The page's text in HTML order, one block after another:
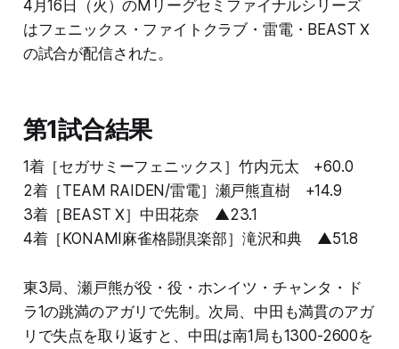
4月16日（火）のMリーグセミファイナルシリーズ
はフェニックス・ファイトクラブ・雷電・BEAST Ⅹ
の試合が配信された。
第1試合結果
1着［セガサミーフェニックス］竹内元太 +60.0
2着［TEAM RAIDEN/雷電］瀬戸熊直樹 +14.9
3着［BEAST Ⅹ］中田花奈 ▲23.1
4着［KONAMI麻雀格闘倶楽部］滝沢和典 ▲51.8
東3局、瀬戸熊が役・役・ホンイツ・チャンタ・ド
ラ1の跳満のアガリで先制。次局、中田も満貫のアガ
リで失点を取り返すと、中田は南1局も1300-2600を